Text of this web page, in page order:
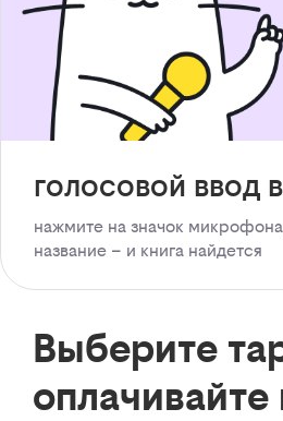
голосовой ввод
нажмите на значок
название – и книга найдется
Выберите
оплачивайте